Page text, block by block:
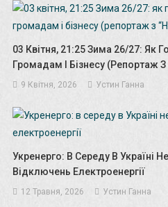
03 Квітня, 21:25 Зима 26/27: Як
Громадам І Бізнесу (репортаж З
9 Квітня, 2026 Устин Ганна
Укренерго: В Середу В Україні
Відключень Електроенергії
12 Травня, 2026 Устин Ганна